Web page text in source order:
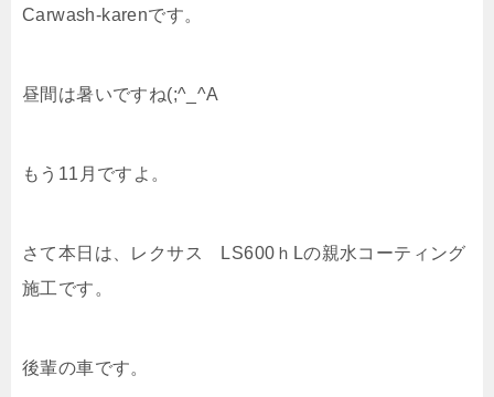
Carwash-karenです。
昼間は暑いですね(;^_^A
もう11月ですよ。
さて本日は、レクサス LS600ｈLの親水コーティング
施工です。
後輩の車です。